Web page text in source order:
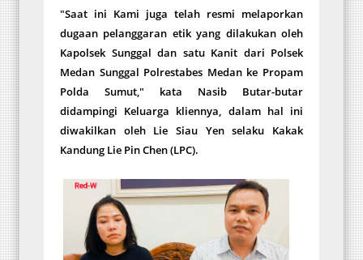
"Saat ini Kami juga telah resmi melaporkan
dugaan pelanggaran etik yang dilakukan oleh
Kapolsek Sunggal dan satu Kanit dari Polsek
Medan Sunggal Polrestabes Medan ke Propam
Polda Sumut," kata Nasib Butar-butar
didampingi Keluarga kliennya, dalam hal ini
diwakilkan oleh Lie Siau Yen selaku Kakak
Kandung Lie Pin Chen (LPC).